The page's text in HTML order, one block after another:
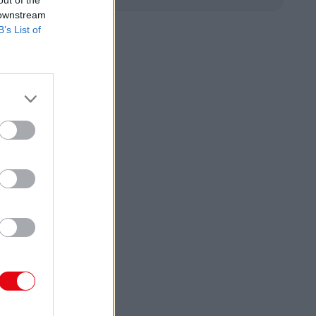
List of
05. 23.
déli
és
migránsok
kórházban
okozta
közülük